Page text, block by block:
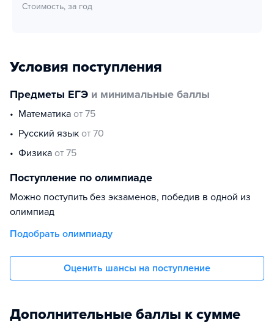
Стоимость, за год
Условия поступления
Предметы ЕГЭ и минимальные баллы
математика от 75
русский язык от 70
физика от 75
Поступление по олимпиаде
Можно поступить без экзаменов, победив в одной из
олимпиад
Подобрать олимпиаду
Оценить шансы на поступление
Дополнительные баллы к сумме